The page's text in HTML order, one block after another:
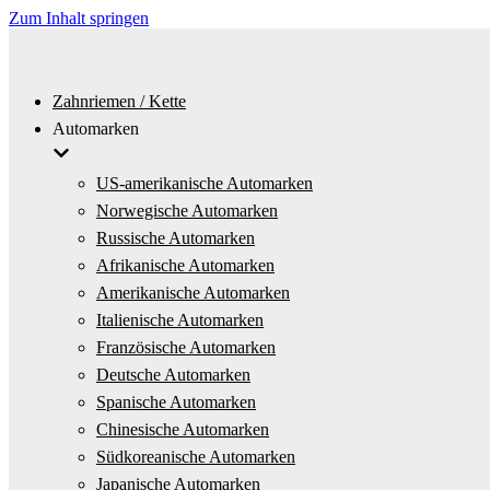
Zum Inhalt springen
Zahnriemen / Kette
Automarken
US-amerikanische Automarken
Norwegische Automarken
Russische Automarken
Afrikanische Automarken
Amerikanische Automarken
Italienische Automarken
Französische Automarken
Deutsche Automarken
Spanische Automarken
Chinesische Automarken
Südkoreanische Automarken
Japanische Automarken